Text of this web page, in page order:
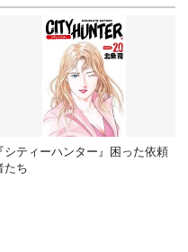
『シティーハンター』困った依頼
たち